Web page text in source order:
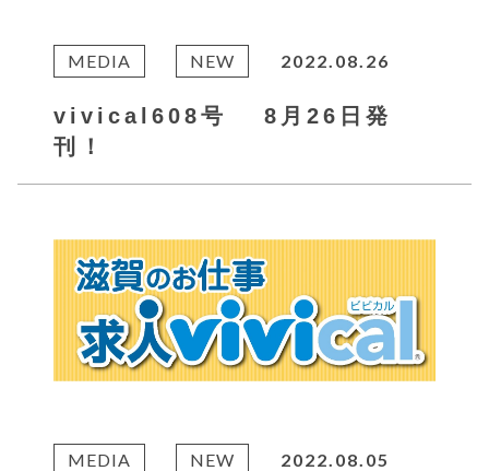
MEDIA NEW 2022.08.26
vivical608号 8月26日発
刊！
MEDIA NEW 2022.08.05